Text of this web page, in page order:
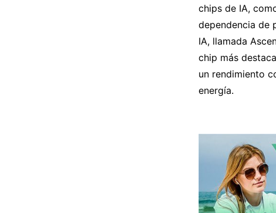
chips de IA,
dependencia de
IA, llamada
chip más
un rendimiento
energía.